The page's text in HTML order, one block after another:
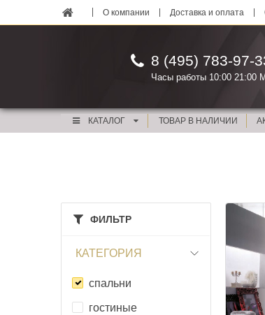
О компании Доставка и оплата
8 (495) 783-97-
Часы работы 10:00 21:00
КАТАЛОГ ТОВАР В НАЛИЧИИ
ФИЛЬТР
КАТЕГОРИЯ
спальни
гостиные